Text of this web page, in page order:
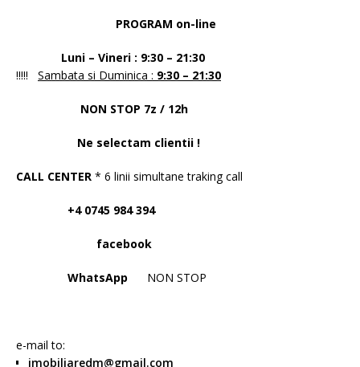
PROGRAM on-line
Luni – Vineri : 9:30 – 21:30
!!!!! Sambata si Duminica : 9:30 – 21:30
NON STOP 7z / 12h
Ne selectam clientii !
CALL CENTER * 6 linii simultane traking call
+4 0745 984 394
facebook
WhatsApp NON STOP
e-mail to:
imobiliaredm@gmail.com